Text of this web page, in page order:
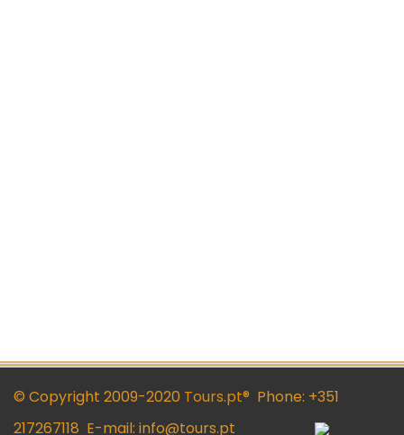
© Copyright 2009-2020 Tours.pt® Phone: +351
217267118 E-mail: info@tours.pt